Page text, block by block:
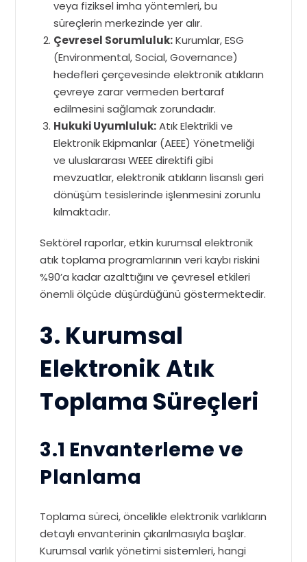
veya fiziksel imha yöntemleri, bu
süreçlerin merkezinde yer alır.
Çevresel Sorumluluk:Kurumlar, ESG
(Environmental, Social, Governance)
hedefleri çerçevesinde elektronik atıkların
çevreye zarar vermeden bertaraf
edilmesini sağlamak zorundadır.
Hukuki Uyumluluk:Atık Elektrikli ve
Elektronik Ekipmanlar (AEEE) Yönetmeliği
ve uluslararası WEEE direktifi gibi
mevzuatlar, elektronik atıkların lisanslı geri
dönüşüm tesislerinde işlenmesini zorunlu
kılmaktadır.
Sektörel raporlar, etkin kurumsal elektronik
atık toplama programlarının veri kaybı riskini
%90’a kadar azalttığını ve çevresel etkileri
önemli ölçüde düşürdüğünü göstermektedir.
3. Kurumsal
Elektronik Atık
Toplama Süreçleri
3.1 Envanterleme ve
Planlama
Toplama süreci, öncelikle elektronik varlıkların
detaylı envanterinin çıkarılmasıyla başlar.
Kurumsal varlık yönetimi sistemleri, hangi